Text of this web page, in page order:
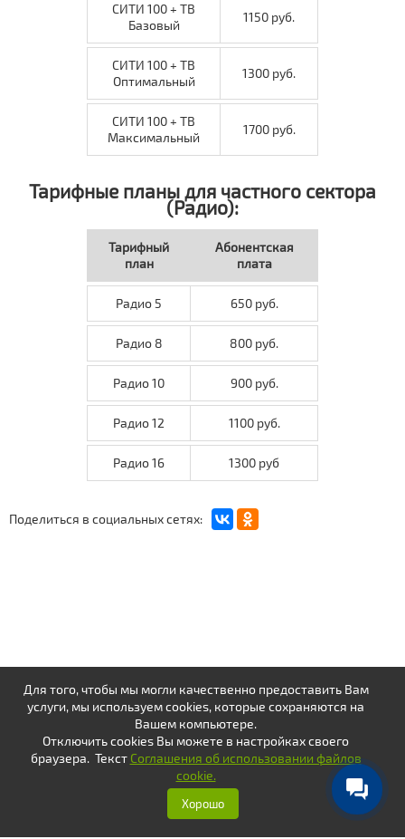
Для того, чтобы мы могли качественно предоставить Вам
услуги, мы используем cookies, которые сохраняются на
Вашем компьютере.
Отключить cookies Вы можете в настройках своего
браузера. Текст Соглашения об использовании файлов
cookie.
Хорошо
СИТИ 100 + ТВ
Базовый
1150 руб.
СИТИ 100 + ТВ
Оптимальный
1300 руб.
СИТИ 100 + ТВ
Максимальный
1700 руб.
Тарифные планы для частного сектора
(Радио):
Тарифный
план
Абонентская
плата
Радио 5 650 руб.
Радио 8 800 руб.
Радио 10 900 руб.
Радио 12 1100 руб.
Радио 16 1300 руб
Поделиться в социальных сетях: